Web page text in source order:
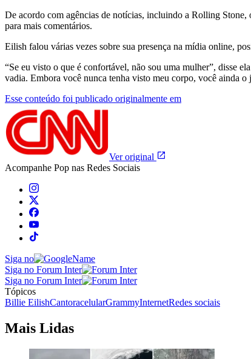
De acordo com agências de notícias, incluindo a Rolling
para mais comentários.
Eilish falou várias vezes sobre sua presença na mídia online,
“Se eu visto o que é confortável, não sou uma mulher”, disse
vadia. Embora você nunca tenha visto meu corpo, você ainda
Esse conteúdo foi publicado originalmente em
Ver original
Acompanhe Pop nas Redes Sociais
Siga no
Siga no Forum Inter
Siga no Forum Inter
Tópicos
Billie EilishCantoracelularGrammyInternetRedes sociais
Mais Lidas